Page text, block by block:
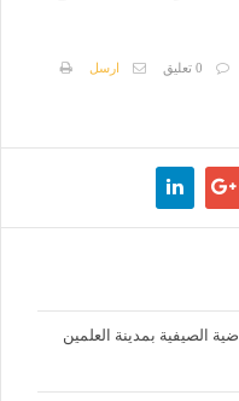
0 تعليق
ارسل
الصيفية بمدينة العلمين